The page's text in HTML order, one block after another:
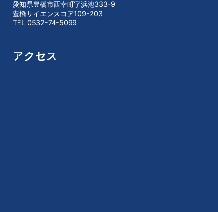
愛知県豊橋市西幸町字浜池333-9
豊橋サイエンスコア109-203
TEL 0532-74-5099
アクセス